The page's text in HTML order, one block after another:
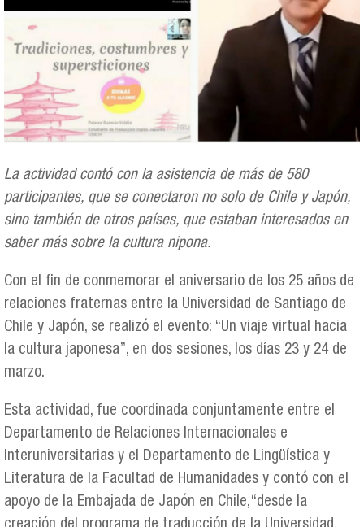
La actividad contó con la asistencia de más de 580
participantes, que se conectaron no solo de Chile y Japón,
sino también de otros países, que estaban interesados en
saber más sobre la cultura nipona.
Con el fin de conmemorar el aniversario de los 25 años de
relaciones fraternas entre la Universidad de Santiago de
Chile y Japón, se realizó el evento: “Un viaje virtual hacia
la cultura japonesa”, en dos sesiones, los días 23 y 24 de
marzo.
Esta actividad, fue coordinada conjuntamente entre el
Departamento de Relaciones Internacionales e
Interuniversitarias y el Departamento de Lingüística y
Literatura de la Facultad de Humanidades y contó con el
apoyo de la Embajada de Japón en Chile,“desde la